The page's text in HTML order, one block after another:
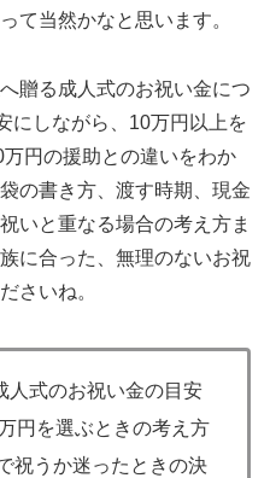
て当然かなと思います。
贈る成人式のお祝い金につ
にしながら、10万円以上を
円の援助との違いをわか
の書き方、渡す時期、現金
いと重なる場合の考え方ま
に合った、無理のないお祝
さいね。
人式のお祝い金の目安
円を選ぶときの考え方
祝うか迷ったときの決